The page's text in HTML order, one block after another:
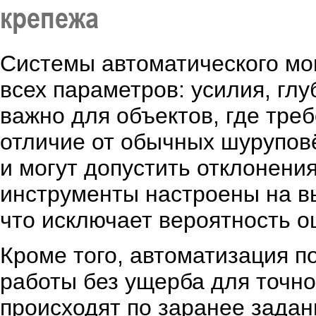
крепежа
Системы автоматического
всех параметров: усилия,
важно для объектов, где
отличие от обычных
и могут допустить
инструменты настроены на
что исключает вероятность
Кроме того, автоматизация
работы без ущерба для
происходят по заранее